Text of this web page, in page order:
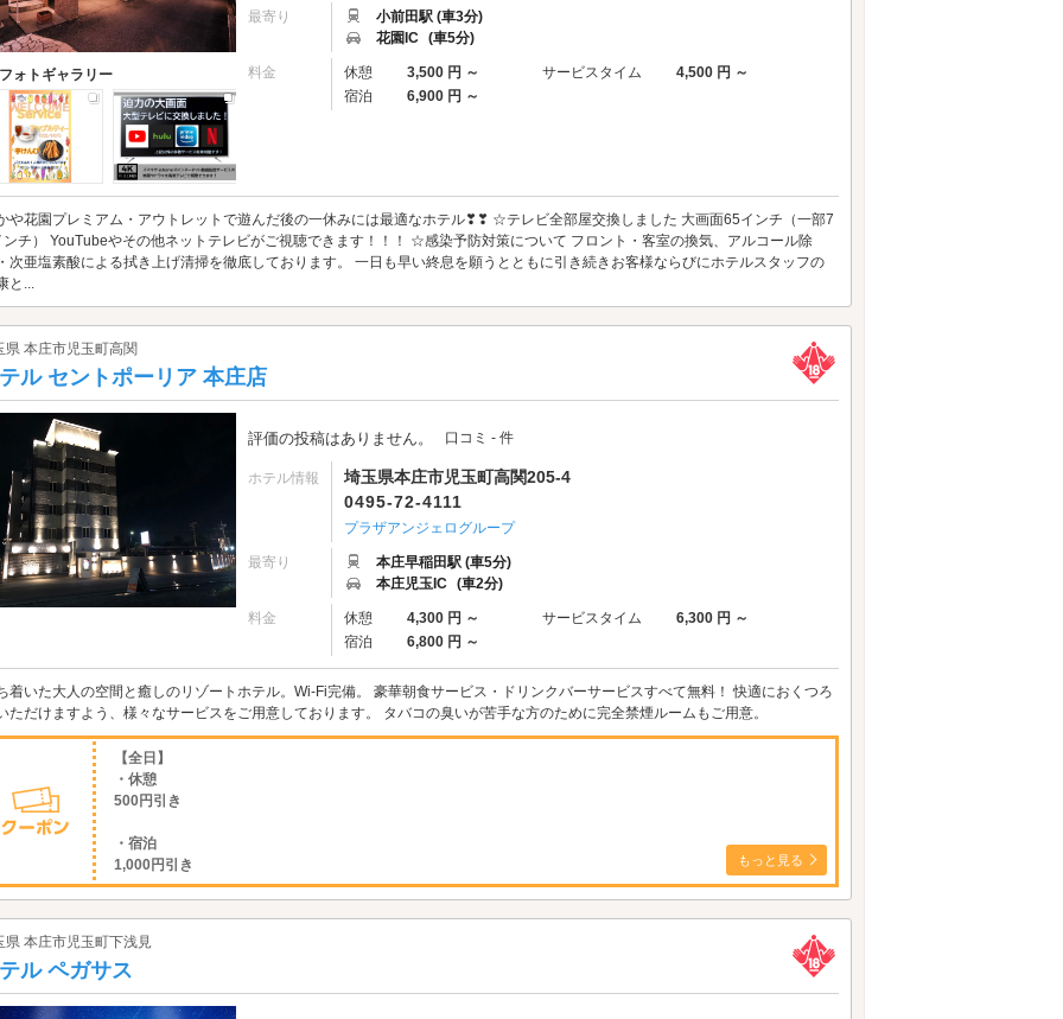
フォトギャラリー
最寄り
小前田駅 (車3分)
花園IC (車5分)
料金 休憩 3,500 円 ～ サービスタイム
4,500 円 ～
宿泊
6,900 円 ～
や花園プレミアム・アウトレットで遊んだ後の一休みには最適なホテル❣❣ ☆テレビ全部屋交換しました 大画面65インチ（一部7
ンチ） YouTubeやその他ネットテレビがご視聴できます！！！ ☆感染予防対策について フロント・客室の換気、アルコール除
次亜塩素酸による拭き上げ清掃を徹底しております。 一日も早い終息を願うとともに引き続きお客様ならびにホテルスタッフの
と...
県 本庄市児玉町高関
ル セントポーリア 本庄店
評価の投稿はありません。 口コミ - 件
ホテル情報
埼玉県本庄市児玉町高関205-4
0495-72-4111
プラザアンジェログループ
最寄り
本庄早稲田駅 (車5分)
本庄児玉IC (車2分)
料金 休憩 4,300 円 ～ サービスタイム
6,300 円 ～
宿泊
6,800 円 ～
着いた大人の空間と癒しのリゾートホテル。Wi-Fi完備。 豪華朝食サービス・ドリンクバーサービスすべて無料！ 快適におくつろ
ただけますよう、様々なサービスをご用意しております。 タバコの臭いが苦手な方のために完全禁煙ルームもご用意。
【全日】
・休憩
500円引き
・宿泊
1,000円引き
もっと見る
県 本庄市児玉町下浅見
ル ペガサス